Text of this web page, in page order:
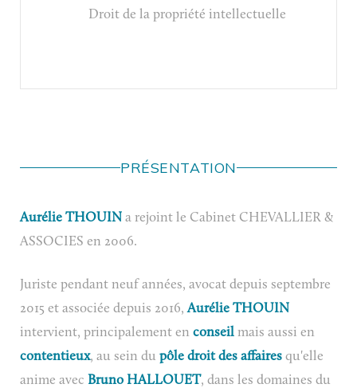
Droit de la propriété intellectuelle
PRÉSENTATION
Aurélie THOUIN a rejoint le Cabinet CHEVALLIER &
ASSOCIES en 2006.
Juriste pendant neuf années, avocat depuis septembre
2015 et associée depuis 2016,Aurélie THOUIN
intervient, principalement en conseil mais aussi en
contentieux, au sein du pôle droit des affaires qu'elle
anime avec Bruno HALLOUET, dans les domaines du